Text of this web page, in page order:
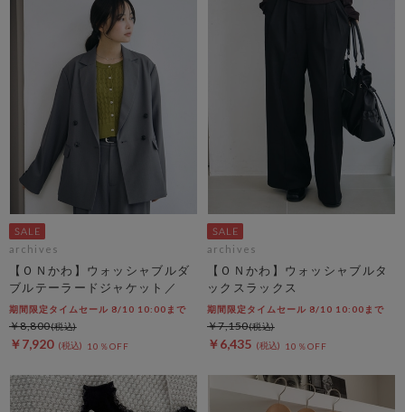
archives
【ＯＮかわ】ウォッシャブルダ
ブルテーラードジャケット／
期間限定タイムセール 8/10 10:00まで
￥8,800
￥7,920 10％OFF
archives
【ＯＮかわ】ウォッシャブルタ
ックスラックス
期間限定タイムセール 8/10 10:00まで
￥7,150
￥6,435 10％OFF